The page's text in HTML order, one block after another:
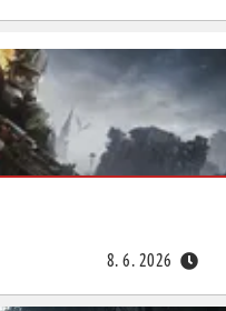
8. 6. 2026